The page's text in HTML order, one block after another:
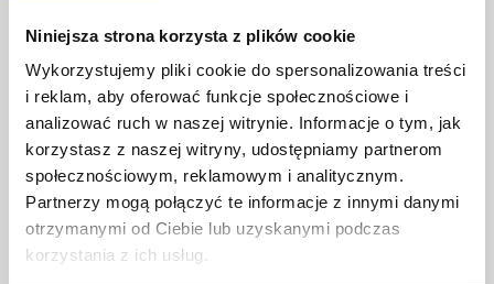
Niniejsza strona korzysta z plików cookie
Wykorzystujemy pliki cookie do spersonalizowania treści
i reklam, aby oferować funkcje społecznościowe i
analizować ruch w naszej witrynie. Informacje o tym, jak
korzystasz z naszej witryny, udostępniamy partnerom
społecznościowym, reklamowym i analitycznym.
Partnerzy mogą połączyć te informacje z innymi danymi
otrzymanymi od Ciebie lub uzyskanymi podczas
korzystania z ich usług.
Central Library
Rzeszów University Press
University
Contact
International Relations Office
Erasmus+ Programme
Programmes Taught in English
Student Services
Welcome Point